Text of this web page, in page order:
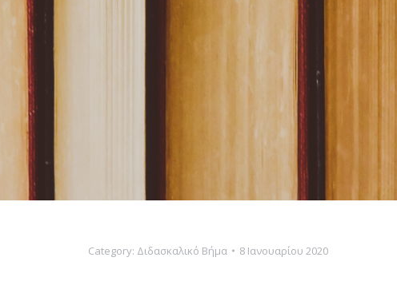
Category: Διδασκαλικό Βήμα 8 Ιανουαρίου 2020